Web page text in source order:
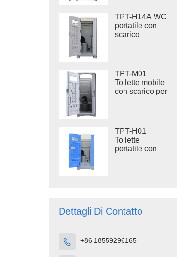
base in
acciaio, WC
portatile da
cantiere
TPT-H14A WC
portatile con
scarico
litri, WC in
plastica per
esterni
TPT-M01
Toilette mobile
con scarico per
TPT-H01
Toilette
portatile con
Dettagli Di Contatto
 +86 18559296165